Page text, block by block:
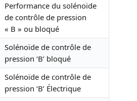
Performance du solénoïde
de contrôle de pression
« B » ou bloqué
Solénoïde de contrôle de
pression ‘B’ bloqué
Solénoïde de contrôle de
pression ‘B’ Électrique